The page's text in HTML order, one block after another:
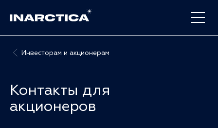
Инвесторам и акционерам
Контакты для
акционеров